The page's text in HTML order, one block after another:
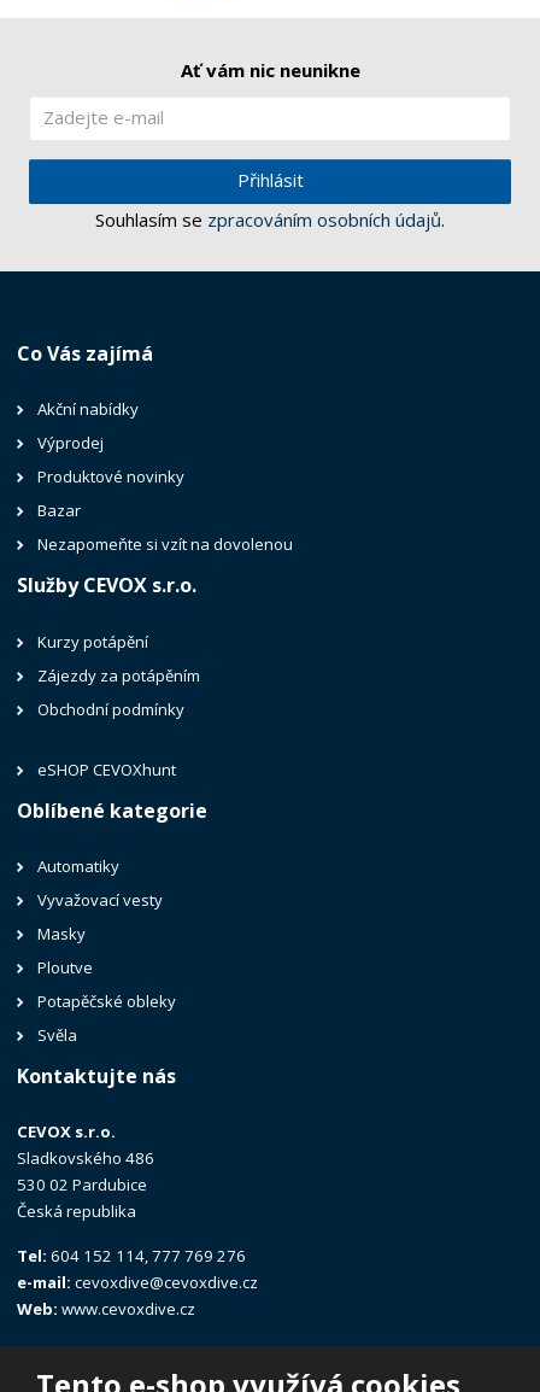
Ať vám nic neunikne
Přihlásit
Souhlasím se zpracováním osobních údajů.
Co Vás zajímá
Akční nabídky
Výprodej
Produktové novinky
Bazar
Nezapomeňte si vzít na dovolenou
Služby CEVOX s.r.o.
Kurzy potápění
Zájezdy za potápěním
Obchodní podmínky
eSHOP CEVOXhunt
Oblíbené kategorie
Automatiky
Vyvažovací vesty
Masky
Ploutve
Potapěčské obleky
Svěla
Kontaktujte nás
CEVOX s.r.o.
Sladkovského 486
530 02 Pardubice
Česká republika
Tel:604 152 114, 777 769 276
e-mail: cevoxdive@cevoxdive.cz
Web: www.cevoxdive.cz